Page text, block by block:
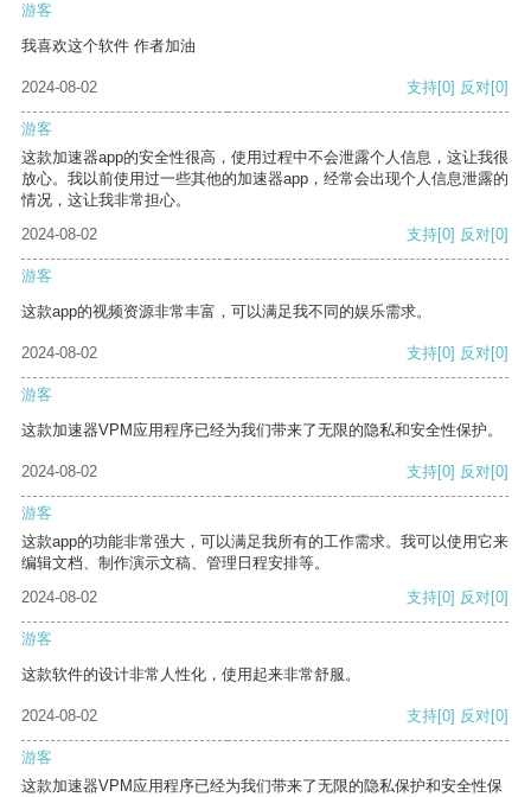
游客
我喜欢这个软件 作者加油
2024-08-02 支持[0] 反对[0]
游客
这款加速器app的安全性很高，使用过程中不会泄露个人信息，这让我很
放心。我以前使用过一些其他的加速器app，经常会出现个人信息泄露的
情况，这让我非常担心。
2024-08-02
支持[0] 反对[0]
游客
这款app的视频资源非常丰富，可以满足我不同的娱乐需求。
2024-08-02 支持[0] 反对[0]
游客
这款加速器VPM应用程序已经为我们带来了无限的隐私和安全性保护。
2024-08-02 支持[0] 反对[0]
游客
这款app的功能非常强大，可以满足我所有的工作需求。我可以使用它来
编辑文档、制作演示文稿、管理日程安排等。
2024-08-02
支持[0] 反对[0]
游客
这款软件的设计非常人性化，使用起来非常舒服。
2024-08-02 支持[0] 反对[0]
游客
这款加速器VPM应用程序已经为我们带来了无限的隐私保护和安全性保